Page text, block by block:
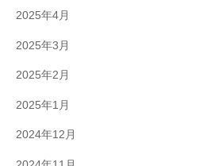
2025年4月
2025年3月
2025年2月
2025年1月
2024年12月